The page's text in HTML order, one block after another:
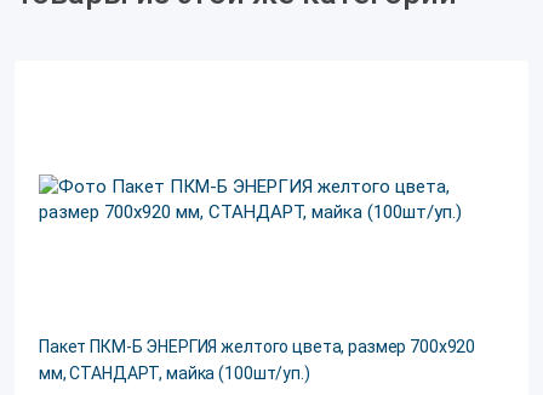
Пакет ПКМ-Б ЭНЕРГИЯ желтого цвета, размер 700х920
мм, СТАНДАРТ, майка (100шт/уп.)